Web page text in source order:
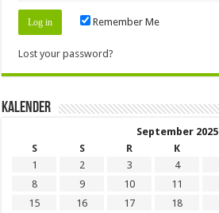
Remember Me
Lost your password?
Kalender
September 2025
S
S R K
1
2 3 4
8
9 10 11
15
16 17 18